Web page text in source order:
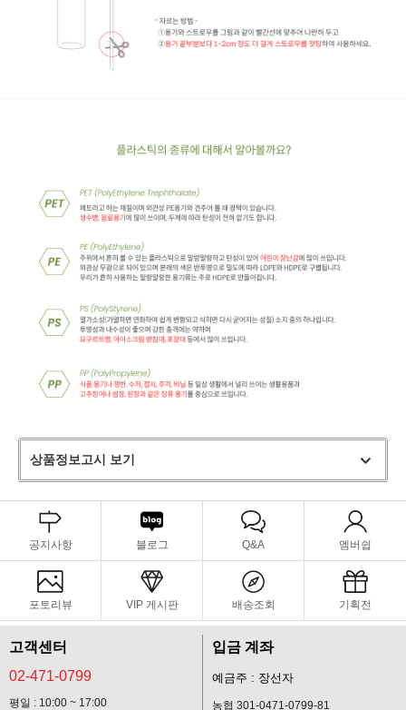
상품정보고시 보기
공지사항 블로그 Q&A 멤버쉽
포토리뷰 VIP 게시판 배송조회 기획전
고객센터
02-471-0799
평일 : 10:00 ~ 17:00
입금 계좌
예금주 : 장선자
농협 301-0471-0799-81